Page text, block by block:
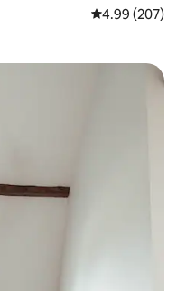
Calificación
4.99 (207)